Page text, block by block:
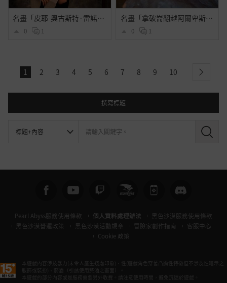
名畫「皮耶-奧古斯特·雷諾瓦肖像」
0 1
名畫「拿破崙翻越阿爾卑斯山」
0 1
1 2 3 4 5 6 7 8 9 10 next
撰寫標題
搜
Pearl Abyss服務使用條款 個人資料處理辦法
黑色沙漠服務使用條款
黑色沙漠營運政策
黑色沙漠活動規章 冒險家創作指南
客服中心
Cookie 政策
本遊戲內容涉及暴力(未令人產生殘虐印象)、性(遊戲角色穿著凸顯性特徵但不涉及性暗示之
服飾或裝扮)、菸酒（引誘使用菸酒之畫面）。
本遊戲的部分內容或是服務需要另外收費。請注意使用時間，避免沉迷於遊戲。